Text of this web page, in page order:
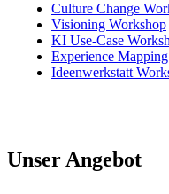
Culture Change
Visioning Workshop
KI Use-Case
Experience
Ideenwerkstatt
Unser Angebot